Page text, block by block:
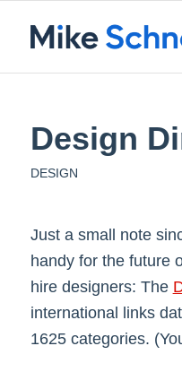
Design
DESIGN
Just a small note
handy for the future
hire designers: The
international links
1625 categories.